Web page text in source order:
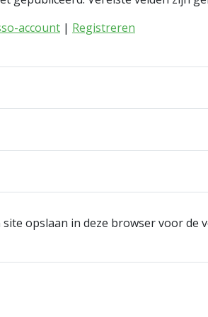
account | Registreren
opslaan in deze browser voor de